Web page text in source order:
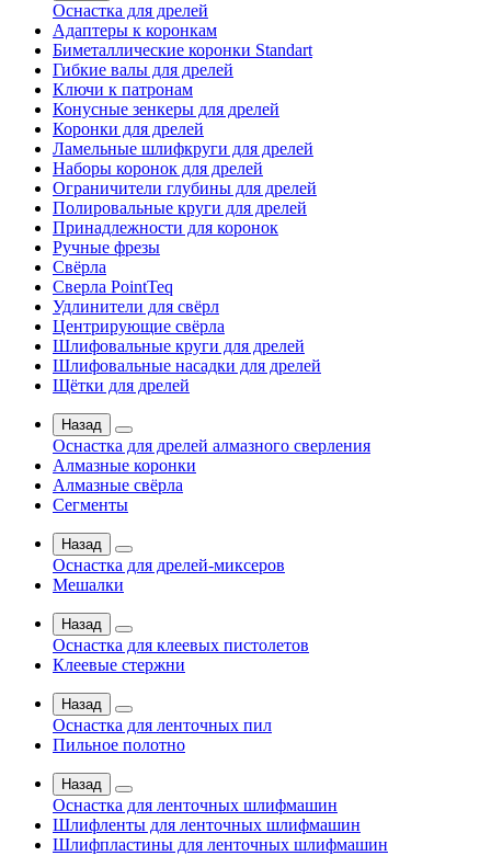
Оснастка для дрелей
Адаптеры к коронкам
Биметаллические коронки Standart
Гибкие валы для дрелей
Ключи к патронам
Конусные зенкеры для дрелей
Коронки для дрелей
Ламельные шлифкруги для дрелей
Наборы коронок для дрелей
Ограничители глубины для дрелей
Полировальные круги для дрелей
Принадлежности для коронок
Ручные фрезы
Свёрла
Сверла PointTeq
Удлинители для свёрл
Центрирующие свёрла
Шлифовальные круги для дрелей
Шлифовальные насадки для дрелей
Щётки для дрелей
Назад
Оснастка для дрелей алмазного сверления
Алмазные коронки
Алмазные свёрла
Сегменты
Назад
Оснастка для дрелей-миксеров
Мешалки
Назад
Оснастка для клеевых пистолетов
Клеевые стержни
Назад
Оснастка для ленточных пил
Пильное полотно
Назад
Оснастка для ленточных шлифмашин
Шлифленты для ленточных шлифмашин
Шлифпластины для ленточных шлифмашин